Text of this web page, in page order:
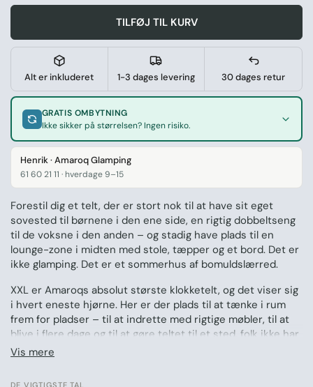
TILFØJ TIL KURV
Alt er inkluderet 1-3 dages levering 30 dages retur
GRATIS OMBYTNING
Ikke sikker på størrelsen? Ingen risiko.
Henrik · Amaroq Glamping
61 60 21 11 · hverdage 9–15
Vis mere
Forestil dig et telt, der er stort nok til at have sit eget
sovested til børnene i den ene side, en rigtig dobbeltseng
til de voksne i den anden – og stadig have plads til en
lounge-zone i midten med stole, tæpper og et bord. Det er
ikke glamping. Det er et sommerhus af bomuldslærred.
XXL er Amaroqs absolut største klokketelt, og det viser sig
i hvert eneste hjørne. Her er der plads til at tænke i rum
frem for pladser – til at indrette med rigtige møbler, til at
blive i flere dage og til at gøre teltet til et sted, folk ikke har
lyst til at forlade. Fremstillet i den kendte åndbare
DE VIGTIGSTE TAL